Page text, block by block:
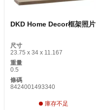
DKD Home Decor框架照片
尺寸
23.75 x 34 x 11.167
重量
0.5
條碼
8424001493340
庫存不足